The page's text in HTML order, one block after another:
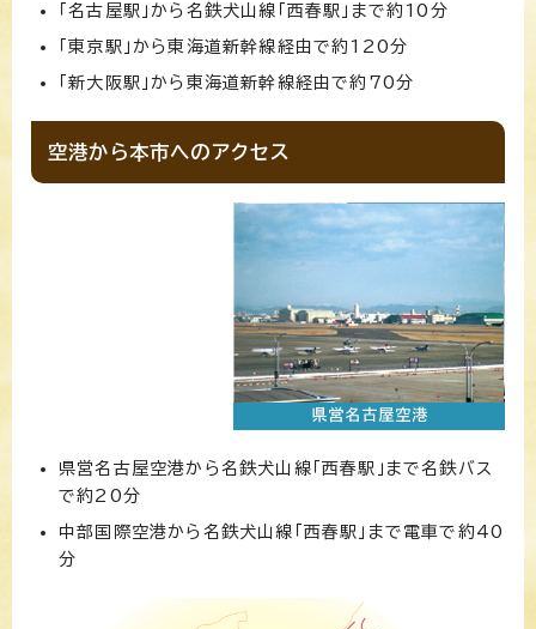
「名古屋駅」から名鉄犬山線「西春駅」まで約10分
「東京駅」から東海道新幹線経由で約120分
「新大阪駅」から東海道新幹線経由で約70分
空港から本市へのアクセス
県営名古屋空港から名鉄犬山線「西春駅」まで名鉄バス
で約20分
中部国際空港から名鉄犬山線「西春駅」まで電車で約40
分